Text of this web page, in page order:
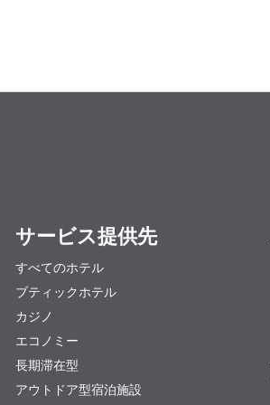
サービス提供先
すべてのホテル
ブティックホテル
カジノ
エコノミー
長期滞在型
アウトドア型宿泊施設